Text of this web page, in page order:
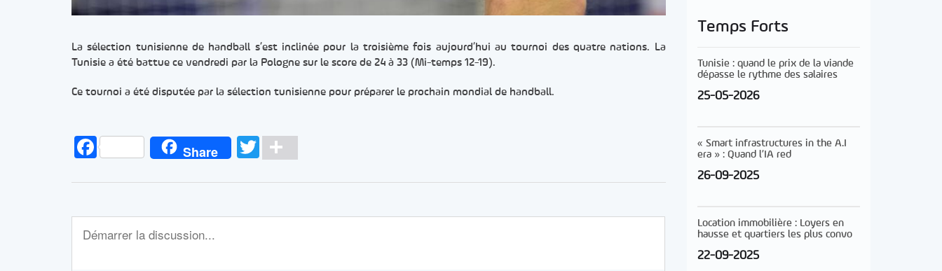
La sélection tunisienne de handball s’est inclinée pour la troisième fois aujourd’hui au tournoi des quatre nations. La
Tunisie a été battue ce vendredi par la Pologne sur le score de 24 à 33 (Mi-temps 12-19).
Ce tournoi a été disputée par la sélection tunisienne pour préparer le prochain mondial de handball.
FacebookShare TwitterPartager
Temps Forts
Tunisie : quand le prix de la viande
dépasse le rythme des salaires
25-05-2026
« Smart infrastructures in the A.I
era » : Quand l’IA red
26-09-2025
Location immobilière : Loyers en
hausse et quartiers les plus convo
22-09-2025